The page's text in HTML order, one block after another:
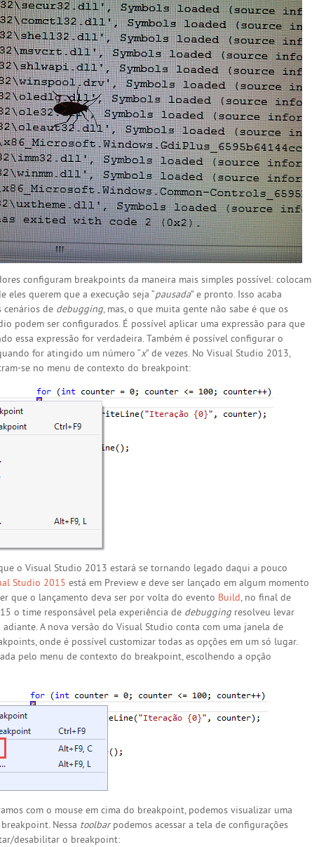
configuram breakpoints da maneira mais simples possível: colocam
querem que a execução seja “pausada” e pronto. Isso acaba
cenários de debugging, mas, o que muita gente não sabe é que os
podem ser configurados. É possível aplicar uma expressão para que
essa expressão for verdadeira. Também é possível configurar o
for atingido um número “x” de vezes. No Visual Studio 2013,
se no menu de contexto do breakpoint:
o Visual Studio 2013 estará se tornando legado daqui a pouco
Studio 2015 está em Preview e deve ser lançado em algum momento
que o lançamento deva ser por volta do evento Build, no final de
o time responsável pela experiência de debugging resolveu levar
adiante. A nova versão do Visual Studio conta com uma janela de
onde é possível customizar todas as opções em um só lugar.
pelo menu de contexto do breakpoint, escolhendo a opção
com o mouse em cima do breakpoint, podemos visualizar uma
Nessa toolbarpodemos acessar a tela de configurações
desabilitar o breakpoint: